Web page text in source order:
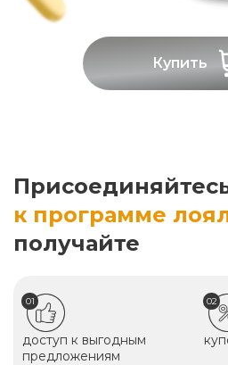
Купить
к программе
получайте
01
доступ к выгодным
предложениям
02